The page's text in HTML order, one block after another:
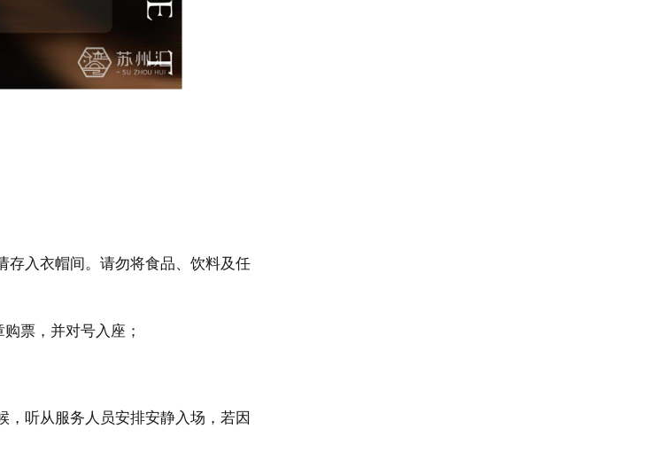
存入衣帽间。请勿将食品、饮料及任
票，并对号入座；
听从服务人员安排安静入场，若因